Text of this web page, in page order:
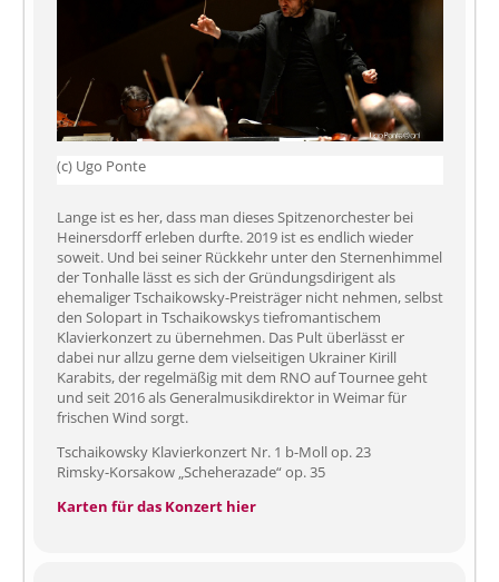
(c) Ugo Ponte
Lange ist es her, dass man dieses Spitzenorchester bei
Heinersdorff erleben durfte. 2019 ist es endlich wieder
soweit. Und bei seiner Rückkehr unter den Sternenhimmel
der Tonhalle lässt es sich der Gründungsdirigent als
ehemaliger Tschaikowsky-Preisträger nicht nehmen, selbst
den Solopart in Tschaikowskys tiefromantischem
Klavierkonzert zu übernehmen. Das Pult überlässt er
dabei nur allzu gerne dem vielseitigen Ukrainer Kirill
Karabits, der regelmäßig mit dem RNO auf Tournee geht
und seit 2016 als Generalmusikdirektor in Weimar für
frischen Wind sorgt.
Tschaikowsky Klavierkonzert Nr. 1 b-Moll op. 23
Rimsky-Korsakow „Scheherazade“ op. 35
Karten für das Konzert hier